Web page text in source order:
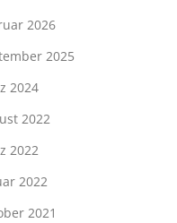
2026
2025
2024
2022
2022
2022
2021